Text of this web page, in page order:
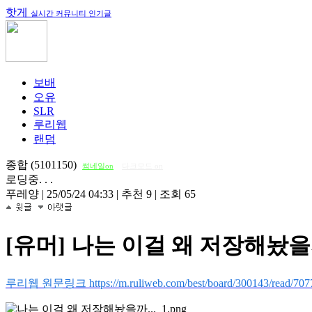
핫게 실시간 커뮤니티 인기글
보배
오유
SLR
루리웹
랜덤
종합 (5101150) 썸네일on
로딩중. . .
푸레양 | 25/05/24 04:33 | 추천 9 | 조회 65
[유머] 나는 이걸 왜 저장해놨
루리웹 원문링크 https://m.ruliweb.com/best/board/300143/read/